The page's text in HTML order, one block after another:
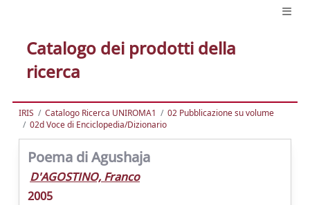
Catalogo dei prodotti della
ricerca
IRIS Catalogo Ricerca UNIROMA1
02 Pubblicazione su volume
02d Voce di Enciclopedia/Dizionario
Poema di Agushaja
D'AGOSTINO, Franco
2005